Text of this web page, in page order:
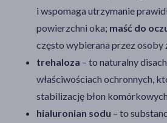
i wspomaga utrzymanie
powierzchni oka; maść do
często wybierana przez osoby
trehaloza – to naturalny
właściwościach ochronnych,
stabilizację błon
hialuronian sodu – to